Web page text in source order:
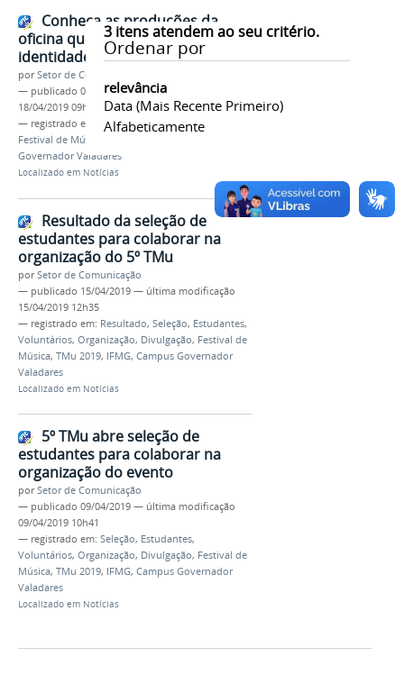
3itens atendem ao seu critério.
Ordenar por
relevância
Data (mais Recente Primeiro)
Alfabeticamente
Conheça as produções da
oficina que selecionou a
identidade visual do 5º TMu
porSetor de Comunicação
— publicado 08/04/2019—última modificação
18/04/2019 09h27
— registrado em:
Oficina,Identidade Visual
Festival de Música
Governador Valadares
Localizado em Notícias
Resultado da seleção de
estudantes para colaborar na
organização do 5º TMu
porSetor de Comunicação
— publicado 15/04/2019 — última modificação
15/04/2019 12h35
— registrado em: Resultado, Seleção, Estudantes,
Voluntários, Organização, Divulgação, Festival de
Música, TMu 2019, IFMG, Campus Governador
Valadares
Localizado em Notícias
5º TMu abre seleção de
estudantes para colaborar na
organização do evento
porSetor de Comunicação
— publicado 09/04/2019 — última modificação
09/04/2019 10h41
— registrado em: Seleção, Estudantes,
Voluntários, Organização, Divulgação, Festival de
Música, TMu 2019, IFMG, Campus Governador
Valadares
Localizado em Notícias